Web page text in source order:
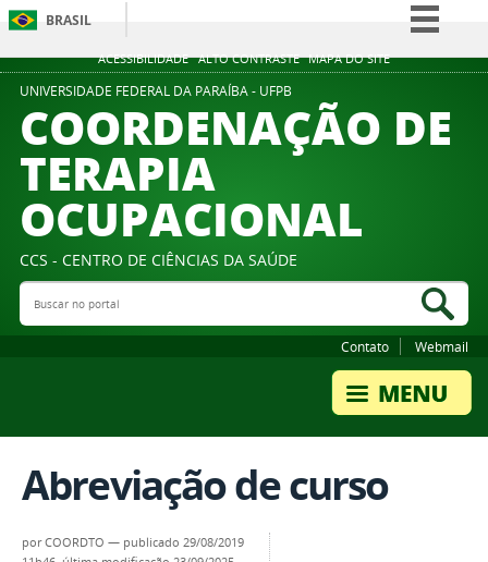
ACESSIBILIDADE ALTO CONTRASTE MAPA DO SITE
BRASIL
Simplifique!
Participe
Acesso à informação
Canais
UNIVERSIDADE FEDERAL DA PARAÍBA - UFPB
COORDENAÇÃO DE
TERAPIA
OCUPACIONAL
CCS - CENTRO DE CIÊNCIAS DA SAÚDE
Buscar no portal
Contato Webmail
Abreviação de curso
porCOORDTO — publicado 29/08/2019